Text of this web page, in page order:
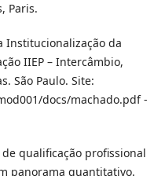
Paris.
Institucionalização da
IIEP – Intercâmbio,
São Paulo. Site:
docs/machado.pdf -
qualificação profissional
panorama quantitativo.